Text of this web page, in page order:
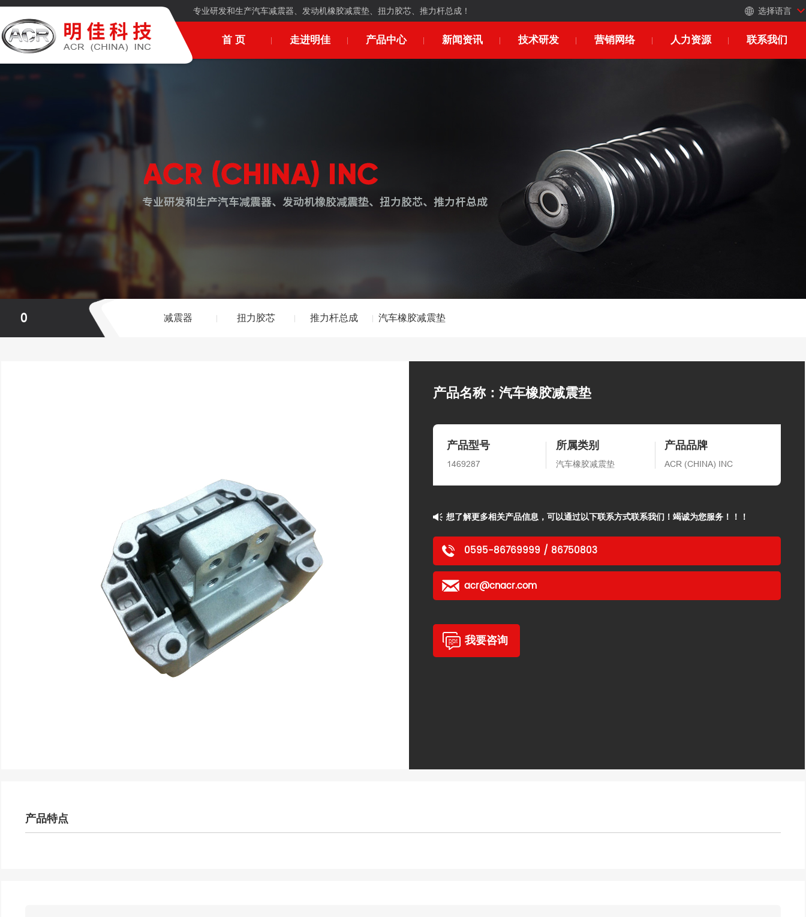
专业研发和生产汽车减震器、发动机橡胶减震垫、扭力胶芯、推力杆总成！ 选择语言
首 页 走进明佳 产品中心 新闻资讯 技术研发 营销网络 人力资源 联系我们
0 减震器 扭力胶芯 推力杆总成 汽车橡胶减震垫
产品名称：汽车橡胶减震垫
产品型号
1469287
所属类别
汽车橡胶减震垫
产品品牌
ACR (CHINA) INC
想了解更多相关产品信息，可以通过以下联系方式联系我们！竭诚为您服务！！！
0595-86769999 / 86750803
acr@cnacr.com
我要咨询
产品特点